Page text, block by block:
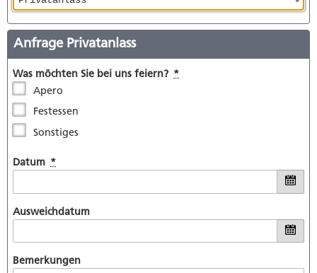
Mobilität und Verkehr
Umwelt und Bauen
Persönliches
Geld und Steuern
Staat, Recht und Sicherheit